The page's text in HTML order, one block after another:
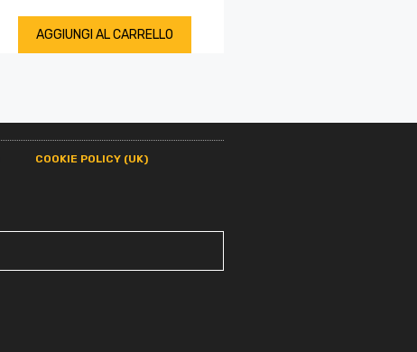
AGGIUNGI AL CARRELLO
COOKIE POLICY (UK)